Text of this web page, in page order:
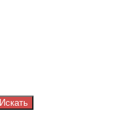
Искать